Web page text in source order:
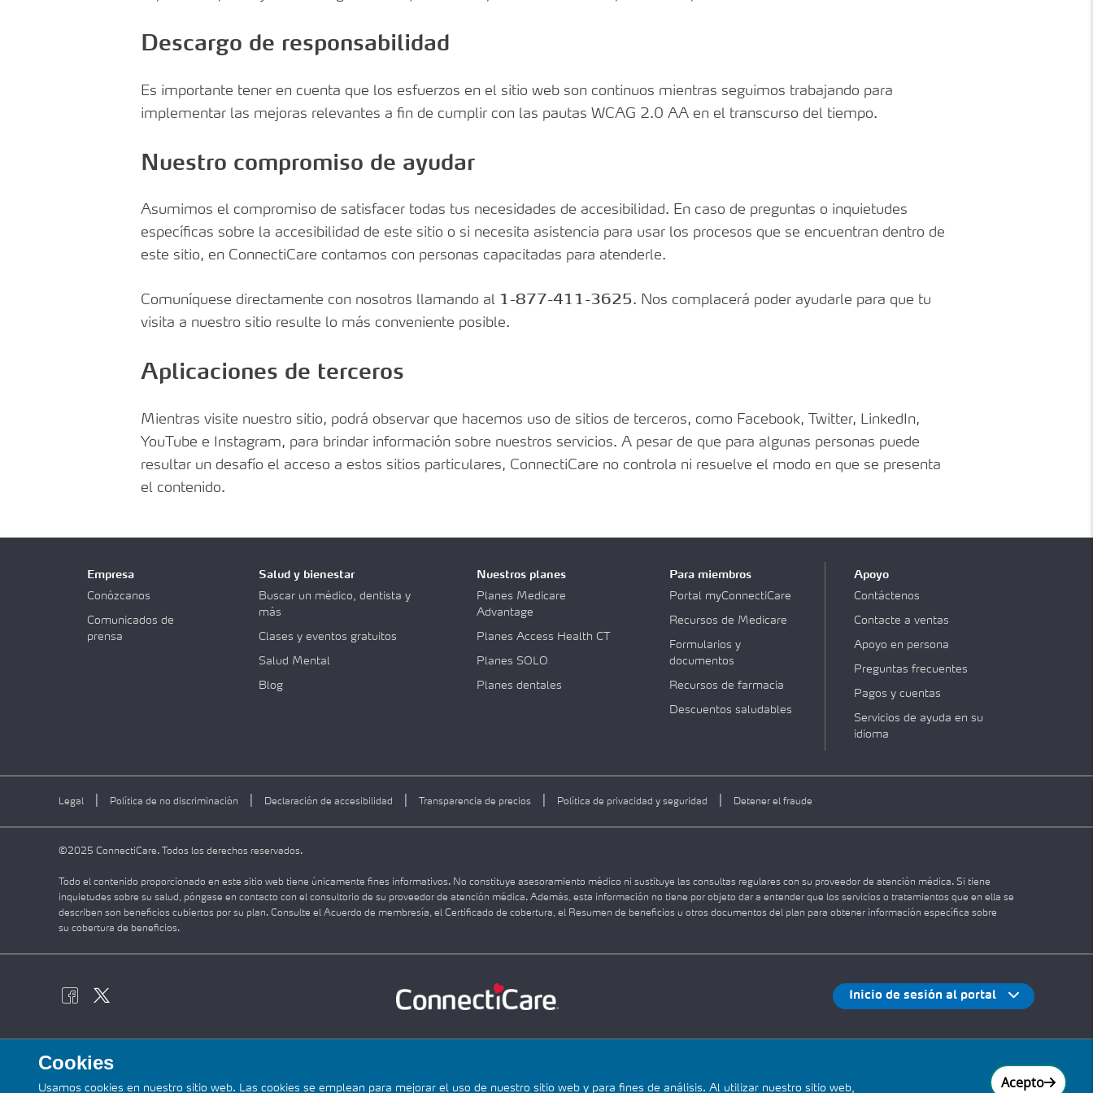
Medicamentos cubiertos
Control de Terapia de
Health CT
Documentos del plan SOLO
Descargo de responsabilidad
Es importante tener en cuenta que los esfuerzos en el sitio web son continuos mientras seguimos trabajando para
implementar las mejoras relevantes a fin de cumplir con las pautas WCAG 2.0 AA en el transcurso del tiempo.
Nuestro compromiso de ayudar
Asumimos el compromiso de satisfacer todas tus necesidades de accesibilidad. En caso de preguntas o inquietudes
específicas sobre la accesibilidad de este sitio o si necesita asistencia para usar los procesos que se encuentran dentro de
este sitio, en ConnectiCare contamos con personas capacitadas para atenderle.
Comuníquese directamente con nosotros llamando al 1-877-411-3625. Nos complacerá poder ayudarle para que tu
visita a nuestro sitio resulte lo más conveniente posible.
Aplicaciones de terceros
Mientras visite nuestro sitio, podrá observar que hacemos uso de sitios de terceros, como Facebook, Twitter, LinkedIn,
YouTube e Instagram, para brindar información sobre nuestros servicios. A pesar de que para algunas personas puede
resultar un desafío el acceso a estos sitios particulares, ConnectiCare no controla ni resuelve el modo en que se presenta
el contenido.
Empresa
Conózcanos
Comunicados de
prensa
Salud y bienestar
Buscar un médico, dentista y
más
Clases y eventos gratuitos
Salud Mental
Blog
Nuestros planes
Planes Medicare
Advantage
Planes Access Health CT
Planes SOLO
Planes dentales
Para miembros
Portal myConnectiCare
Recursos de Medicare
Formularios y
documentos
Recursos de farmacia
Descuentos saludables
Apoyo
Contáctenos
Contacte a ventas
Apoyo en persona
Preguntas frecuentes
Pagos y cuentas
Servicios de ayuda en su
idioma
Legal Política de no discriminación Declaración de accesibilidad Transparencia de precios Política de privacidad y seguridad Detener el fraude
©2025 ConnectiCare. Todos los derechos reservados.
Todo el contenido proporcionado en este sitio web tiene únicamente fines informativos. No constituye asesoramiento médico ni sustituye las consultas regulares con su proveedor de atención médica. Si tiene
inquietudes sobre su salud, póngase en contacto con el consultorio de su proveedor de atención médica. Además, esta información no tiene por objeto dar a entender que los servicios o tratamientos que en ella se
describen son beneficios cubiertos por su plan. Consulte el Acuerdo de membresía, el Certificado de cobertura, el Resumen de beneficios u otros documentos del plan para obtener información específica sobre
su cobertura de beneficios.
Inicio de sesión al portal
Cookies
Usamos cookies en nuestro sitio web. Las cookies se emplean para mejorar el uso de nuestro sitio web y para fines de análisis. Al utilizar nuestro sitio web, Acepto